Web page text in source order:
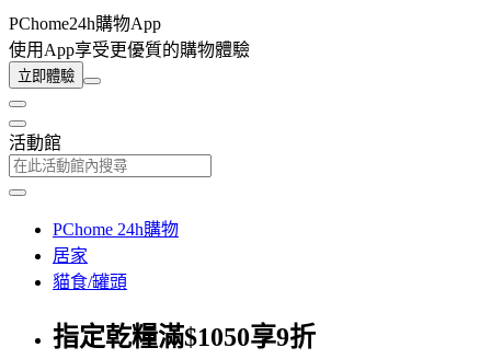
PChome24h購物App
使用App享受更優質的購物體驗
立即體驗
活動館
PChome 24h購物
居家
貓食/罐頭
指定乾糧滿$1050享9折